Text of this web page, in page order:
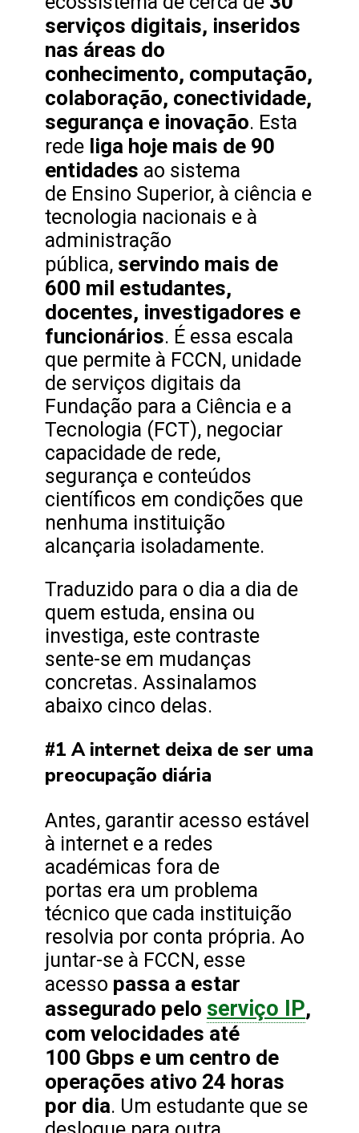
serviços digitais, inseridos
nas áreas do
conhecimento, computação,
colaboração, conectividade,
segurança e inovação. Esta
rede liga hoje mais de 90
entidades ao sistema
de Ensino Superior, à ciência e
tecnologia nacionais e à
administração
pública, servindo mais de
600 mil estudantes,
docentes, investigadores e
funcionários. É essa escala
que permite à FCCN, unidade
de serviços digitais da
Fundação para a Ciência e a
Tecnologia (FCT), negociar
capacidade de rede,
segurança e conteúdos
científicos em condições que
nenhuma instituição
alcançaria isoladamente.
Traduzido para o dia a dia de
quem estuda, ensina ou
investiga, este contraste
sente-se em mudanças
concretas. Assinalamos
abaixo cinco delas.
#1 A internet deixa de ser uma
preocupação diária
Antes, garantir acesso estável
à internet e a redes
académicas fora de
portas era um problema
técnico que cada instituição
resolvia por conta própria. Ao
juntar-se à FCCN, esse
acesso passa a estar
assegurado pelo serviço IP,
com velocidades até
100 Gbps e um centro de
operações ativo 24 horas
por dia. Um estudante que se